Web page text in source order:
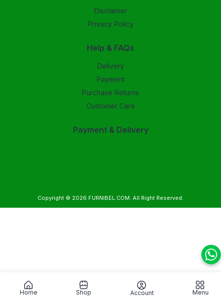
Disclaimer
Privacy Policy
Help & FAQs
Delivery
Payment
Purchase Returns
Customer Care
Payment & Delivery
Copyright © 2026 FURNIBEL.COM. All Right Reserved.
Home Shop Account Menu